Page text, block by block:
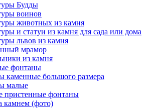
Будды
воинов
животных из камня
и статуи из камня для сада или дома
львов из камня
мрамор
из камня
фонтаны
каменные большого размера
малые
пристенные фонтаны
камнем (фото)